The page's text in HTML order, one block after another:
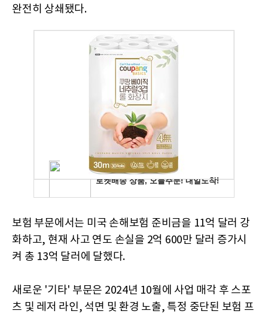
완전히 상쇄됐다.
보험 부문에서는 미국 손해보험 준비금을 11억 달러 강
화하고, 현재 사고 연도 손실을 2억 600만 달러 증가시
켜 총 13억 달러에 달했다.
새로운 '기타' 부문은 2024년 10월에 사업 매각 후 스포
츠 및 레저 라인, 석면 및 환경 노출, 특정 중단된 보험 프